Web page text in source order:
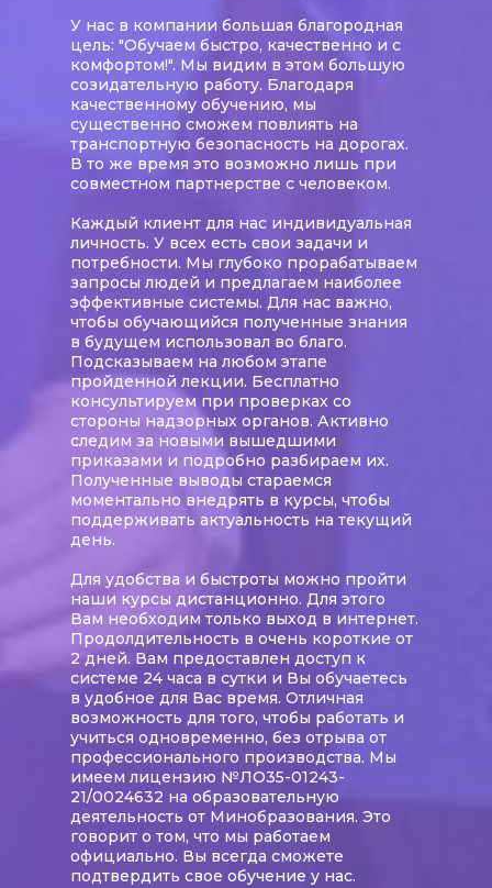
У нас в компании большая благородная
цель: "Обучаем быстро, качественно и с
комфортом!". Мы видим в этом большую
созидательную работу. Благодаря
качественному обучению, мы
существенно сможем повлиять на
транспортную безопасность на дорогах.
В то же время это возможно лишь при
совместном партнерстве с человеком.
Каждый клиент для нас индивидуальная
личность. У всех есть свои задачи и
потребности. Мы глубоко прорабатываем
запросы людей и предлагаем наиболее
эффективные системы. Для нас важно,
чтобы обучающийся полученные знания
в будущем использовал во благо.
Подсказываем на любом этапе
пройденной лекции. Бесплатно
консультируем при проверках со
стороны надзорных органов. Активно
следим за новыми вышедшими
приказами и подробно разбираем их.
Полученные выводы стараемся
моментально внедрять в курсы, чтобы
поддерживать актуальность на текущий
день.
Для удобства и быстроты можно пройти
наши курсы дистанционно. Для этого
Вам необходим только выход в интернет.
Продолдительность в очень короткие от
2 дней. Вам предоставлен доступ к
системе 24 часа в сутки и Вы обучаетесь
в удобное для Вас время. Отличная
возможность для того, чтобы работать и
учиться одновременно, без отрыва от
профессионального производства. Мы
имеем лицензию №ЛО35-01243-
21/0024632 на образовательную
деятельность от Минобразования. Это
говорит о том, что мы работаем
официально. Вы всегда сможете
подтвердить свое обучение у нас.